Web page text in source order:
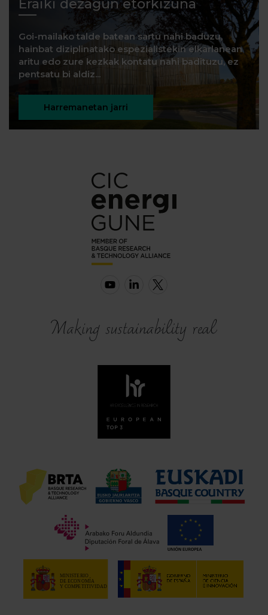
Eraiki dezagun etorkizuna
Goi-mailako talde batean sartu nahi baduzu,
hainbat diziplinatako espezialistekin elkarlanean
aritu edo zure kezkak kontatu nahi badituzu, ez
pentsatu bi aldiz...
Harremanetan jarri